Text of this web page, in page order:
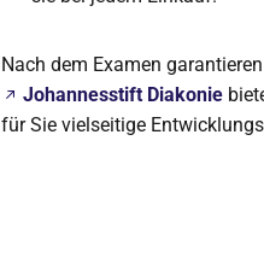
Nach dem Examen
Johannesstift Diakonie
für Sie vielseitige